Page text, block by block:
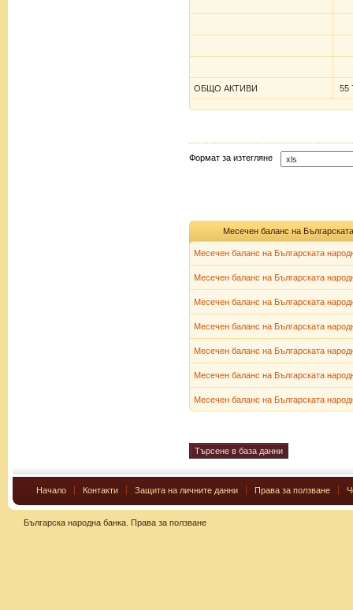
ОБЩО АКТИВИ 55
Формат за изтегляне
Месечен баланс на
Месечен баланс на Българската
Месечен баланс на Българската
Месечен баланс на Българската
Месечен баланс на Българската
Месечен баланс на Българската
Месечен баланс на Българската
Месечен баланс на Българската
Начало Контакти Защита на личните данни Права за ползване
Българска народна банка. Права за ползване